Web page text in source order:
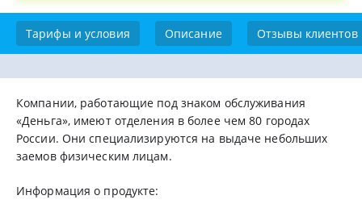
Тарифы и условия Описание Отзывы клиентов
Компании, работающие под знаком обслуживания
«Деньга», имеют отделения в более чем 80 городах
России. Они специализируются на выдаче небольших
заемов физическим лицам.
Информация о продукте: